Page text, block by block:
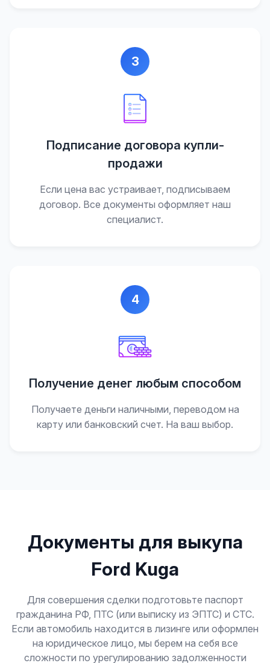
3
Подписание договора купли-
продажи
Если цена вас устраивает, подписываем
договор. Все документы оформляет наш
специалист.
4
Получение денег любым способом
Получаете деньги наличными, переводом на
карту или банковский счет. На ваш выбор.
Документы для выкупа
Ford Kuga
Для совершения сделки подготовьте паспорт
гражданина РФ, ПТС (или выписку из ЭПТС) и СТС.
Если автомобиль находится в лизинге или оформлен
на юридическое лицо, мы берем на себя все
сложности по урегулированию задолженности